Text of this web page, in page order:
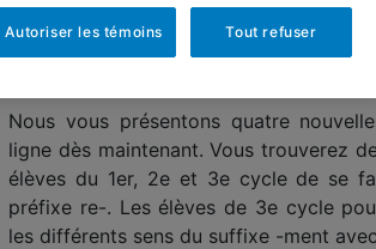
Nous vous présentons quatre
ligne dès maintenant. Vous trouverez
élèves du 1er, 2e et 3e cycle de se
préfixe re-. Les élèves de 3e cycle
les différents sens du suffixe -ment
Tout refuser
Autoriser les témoins